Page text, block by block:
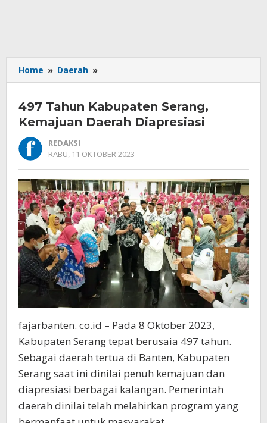
Home » Daerah »
Tahun
Serang,
Kemajuan
497 Tahun Kabupaten Serang,
Kemajuan Daerah Diapresiasi
REDAKSI
RABU, 11 OKTOBER 2023
fajarbanten. co.id – Pada 8 Oktober 2023,
Kabupaten Serang tepat berusaia 497 tahun.
Sebagai daerah tertua di Banten, Kabupaten
Serang saat ini dinilai penuh kemajuan dan
diapresiasi berbagai kalangan. Pemerintah
daerah dinilai telah melahirkan program yang